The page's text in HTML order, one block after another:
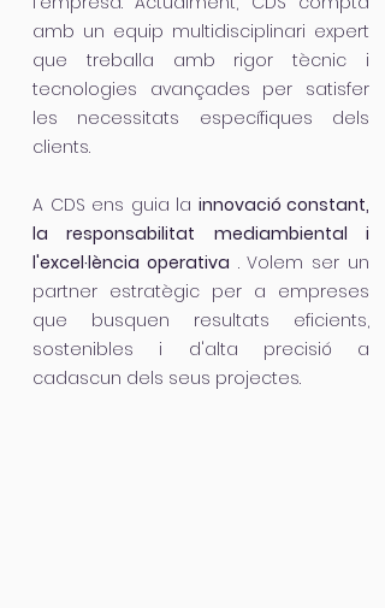
amb un equip multidisciplinari expert
que treballa amb rigor tècnic i
tecnologies avançades per satisfer
les necessitats específiques dels
clients.
A CDS ens guia la innovació constant,
la responsabilitat mediambiental i
l'excel·lència operativa . Volem ser un
partner estratègic per a empreses
que busquen resultats eficients,
sostenibles i d'alta precisió a
cadascun dels seus projectes.